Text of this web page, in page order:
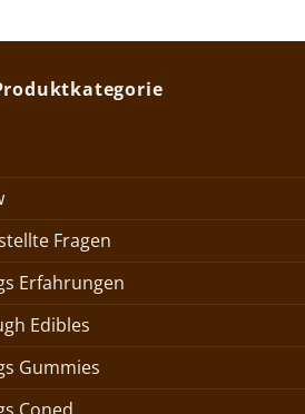
Fragen
Erfahrungen
Edibles
Gummies